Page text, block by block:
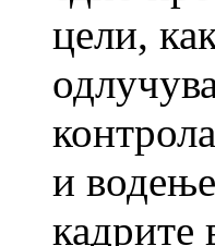
цели,
и
кадрите